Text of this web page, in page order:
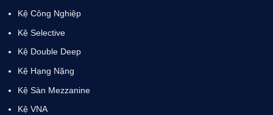
Kệ Công Nghiệp
Kệ Selective
Kệ Double Deep
Kệ Hạng Nặng
Kệ Sàn Mezzanine
Kệ VNA